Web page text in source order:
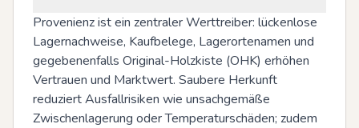
Provenienz ist ein zentraler Werttreiber: lückenlose
Lagernachweise, Kaufbelege, Lagerortenamen und
gegebenenfalls Original-Holzkiste (OHK) erhöhen
Vertrauen und Marktwert. Saubere Herkunft
reduziert Ausfallrisiken wie unsachgemäße
Zwischenlagerung oder Temperaturschäden; zudem